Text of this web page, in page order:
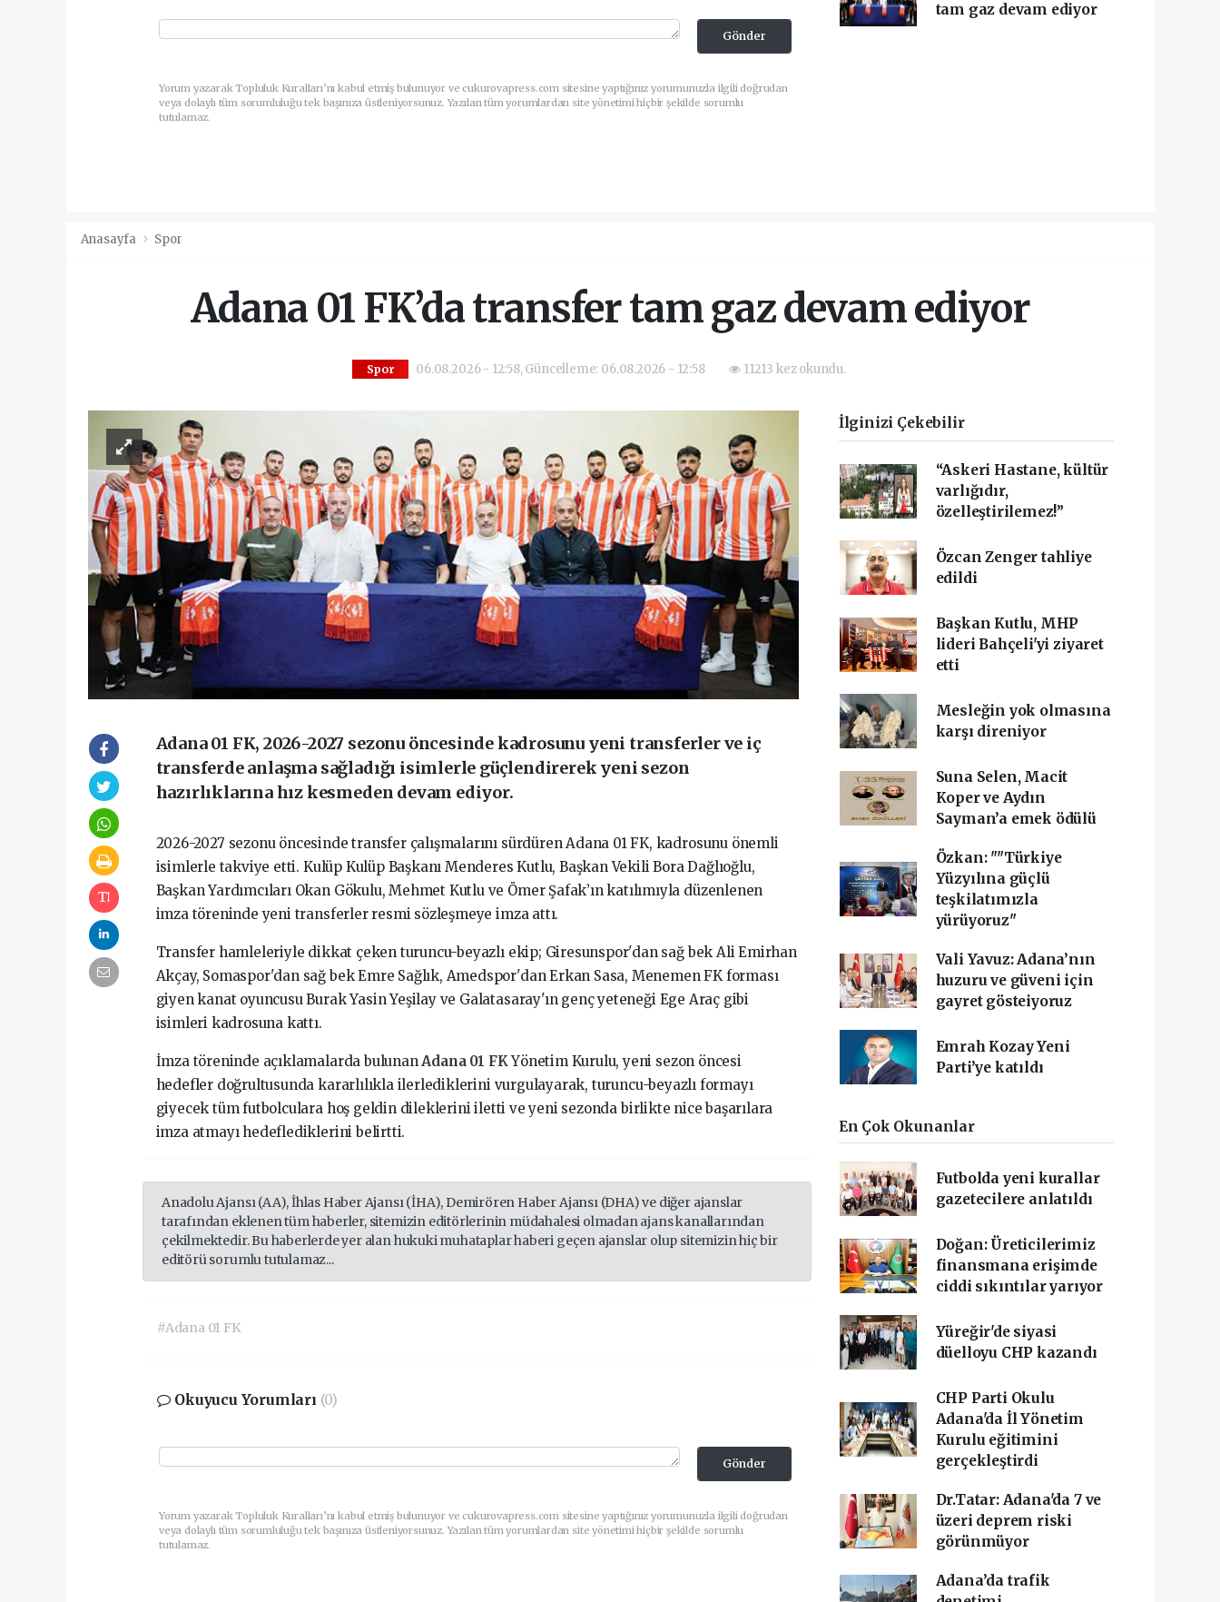
Gönder
Yorum yazarak Topluluk Kuralları’nı kabul etmiş bulunuyor ve cukurovapress.com sitesine yaptığınız yorumunuzla ilgili doğrudan
veya dolaylı tüm sorumluluğu tek başınıza üstleniyorsunuz. Yazılan tüm yorumlardan site yönetimi hiçbir şekilde sorumlu
tutulamaz.
tam gaz devam ediyor
Anasayfa Spor
Adana 01 FK’da transfer tam gaz devam ediyor
Spor 06.08.2026 - 12:58, Güncelleme: 06.08.2026 - 12:58 11213 kez okundu.
Adana 01 FK, 2026-2027 sezonu öncesinde kadrosunu yeni transferler ve iç
transferde anlaşma sağladığı isimlerle güçlendirerek yeni sezon
hazırlıklarına hız kesmeden devam ediyor.
2026-2027 sezonu öncesinde transfer çalışmalarını sürdüren Adana 01 FK, kadrosunu önemli
isimlerle takviye etti. Kulüp Kulüp Başkanı Menderes Kutlu, Başkan Vekili Bora Dağlıoğlu,
Başkan Yardımcıları Okan Gökulu, Mehmet Kutlu ve Ömer Şafak’ın katılımıyla düzenlenen
imza töreninde yeni transferler resmi sözleşmeye imza attı.
Transfer hamleleriyle dikkat çeken turuncu-beyazlı ekip; Giresunspor'dan sağ bek Ali Emirhan
Akçay, Somaspor'dan sağ bek Emre Sağlık, Amedspor'dan Erkan Sasa, Menemen FK forması
giyen kanat oyuncusu Burak Yasin Yeşilay ve Galatasaray'ın genç yeteneği Ege Araç gibi
isimleri kadrosuna kattı.
İmza töreninde açıklamalarda bulunan Adana 01 FKYönetim Kurulu, yeni sezon öncesi
hedefler doğrultusunda kararlılıkla ilerlediklerini vurgulayarak, turuncu-beyazlı formayı
giyecek tüm futbolculara hoş geldin dileklerini iletti ve yeni sezonda birlikte nice başarılara
imza atmayı hedeflediklerini belirtti.
Anadolu Ajansı (AA), İhlas Haber Ajansı (İHA), Demirören Haber Ajansı (DHA) ve diğer ajanslar
tarafından eklenen tüm haberler, sitemizin editörlerinin müdahalesi olmadan ajans kanallarından
çekilmektedir. Bu haberlerde yer alan hukuki muhataplar haberi geçen ajanslar olup sitemizin hiç bir
editörü sorumlu tutulamaz...
#Adana 01 FK
Okuyucu Yorumları (0)
Gönder
Yorum yazarak Topluluk Kuralları’nı kabul etmiş bulunuyor ve cukurovapress.com sitesine yaptığınız yorumunuzla ilgili doğrudan
veya dolaylı tüm sorumluluğu tek başınıza üstleniyorsunuz. Yazılan tüm yorumlardan site yönetimi hiçbir şekilde sorumlu
tutulamaz.
İlginizi Çekebilir
“Askeri Hastane, kültür
varlığıdır,
özelleştirilemez!”
Özcan Zenger tahliye
edildi
Başkan Kutlu, MHP
lideri Bahçeli'yi ziyaret
etti
Mesleğin yok olmasına
karşı direniyor
Suna Selen, Macit
Koper ve Aydın
Sayman’a emek ödülü
Özkan: ""Türkiye
Yüzyılına güçlü
teşkilatımızla
yürüyoruz"
Vali Yavuz: Adana’nın
huzuru ve güveni için
gayret gösteiyoruz
Emrah Kozay Yeni
Parti’ye katıldı
En Çok Okunanlar
Futbolda yeni kurallar
gazetecilere anlatıldı
Doğan: Üreticilerimiz
finansmana erişimde
ciddi sıkıntılar yarıyor
Yüreğir'de siyasi
düelloyu CHP kazandı
CHP Parti Okulu
Adana'da İl Yönetim
Kurulu eğitimini
gerçekleştirdi
Dr.Tatar: Adana'da 7 ve
üzeri deprem riski
görünmüyor
Adana’da trafik